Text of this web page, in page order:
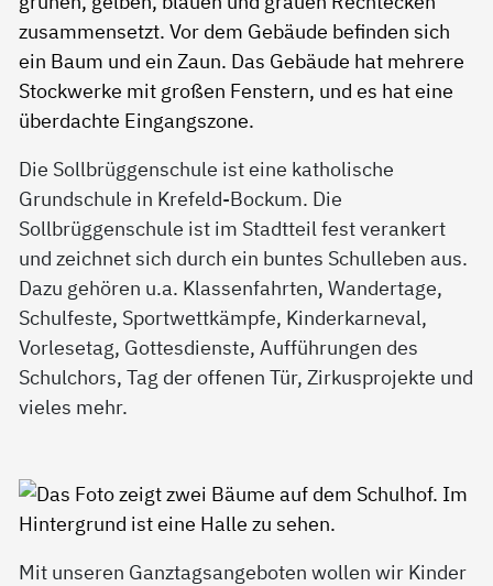
Die Sollbrüggenschule ist eine katholische
Grundschule in Krefeld-Bockum. Die
Sollbrüggenschule ist im Stadtteil fest verankert
und zeichnet sich durch ein buntes Schulleben aus.
Dazu gehören u.a. Klassenfahrten, Wandertage,
Schulfeste, Sportwettkämpfe, Kinderkarneval,
Vorlesetag, Gottesdienste, Aufführungen des
Schulchors, Tag der offenen Tür, Zirkusprojekte und
vieles mehr.
Mit unseren Ganztagsangeboten wollen wir Kinder